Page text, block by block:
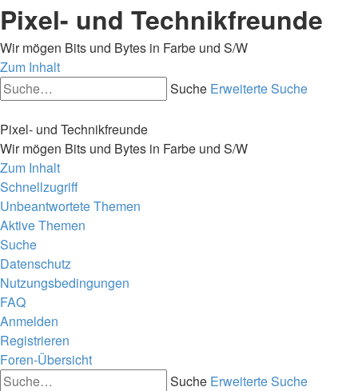
Pixel- und Technikfreunde
Wir mögen Bits und Bytes in Farbe und S/W
Zum Inhalt
Suche Erweiterte Suche
Pixel- und Technikfreunde
Wir mögen Bits und Bytes in Farbe und S/W
Zum Inhalt
Schnellzugriff
Unbeantwortete Themen
Aktive Themen
Suche
Datenschutz
Nutzungsbedingungen
FAQ
Anmelden
Registrieren
Foren-Übersicht
Suche Erweiterte Suche